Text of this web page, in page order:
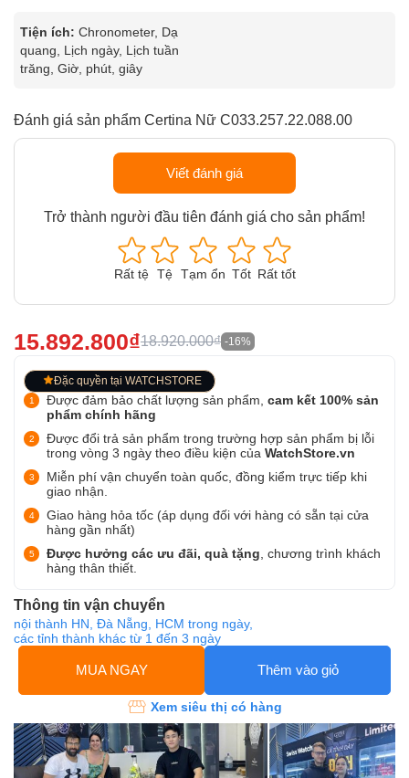
Tiện ích: Chronometer, Dạ
quang, Lịch ngày, Lịch tuần
trăng, Giờ, phút, giây
Đánh giá sản phẩm Certina Nữ C033.257.22.088.00
Viết đánh giá
Trở thành người đầu tiên đánh giá cho sản phẩm!
Rất tệ Tệ Tạm ổn Tốt Rất tốt
15.892.800₫18.920.000₫ -16%
Đặc quyền tại WATCHSTORE
Được đảm bảo chất lượng sản phẩm, cam kết 100% sản
phẩm chính hãng
Được đổi trả sản phẩm trong trường hợp sản phẩm bị lỗi
trong vòng 3 ngày theo điều kiện của WatchStore.vn
Miễn phí vận chuyển toàn quốc, đồng kiểm trực tiếp khi
giao nhận.
Giao hàng hỏa tốc (áp dụng đối với hàng có sẵn tại cửa
hàng gần nhất)
Được hưởng các ưu đãi, quà tặng , chương trình khách
hàng thân thiết.
Thông tin vận chuyển
nội thành HN, Đà Nẵng, HCM trong ngày,
các tỉnh thành khác từ 1 đến 3 ngày
MUA NGAY Thêm vào giỏ
Xem siêu thị có hàng